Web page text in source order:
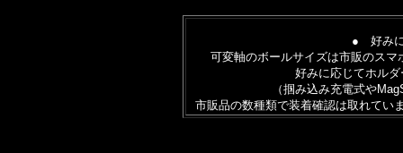
● 好み
可変軸のボールサイズは市販のス
好みに応じてホル
（掴み込み充電式や
市販品の数種類で装着確認は取れてい